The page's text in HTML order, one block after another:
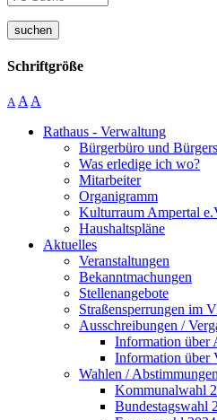
suchen
Schriftgröße
A A A
Rathaus - Verwaltung
Bürgerbüro und
Was erledige ich wo?
Mitarbeiter
Organigramm
Kulturraum Ampertal
Haushaltspläne
Aktuelles
Veranstaltungen
Bekanntmachungen
Stellenangebote
Straßensperrungen im
Ausschreibungen /
Information über
Information über
Wahlen / Abstimmungen
Kommunalwahl
Bundestagswahl